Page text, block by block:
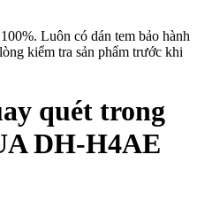
Luôn có dán tem bảo hành
kiểm tra sản phẩm trước khi
quét trong
DH-H4AE